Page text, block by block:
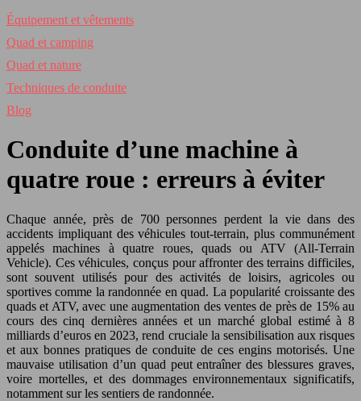
Équipement et vêtements
Quad et camping
Quad et nature
Techniques de conduite
Blog
Conduite d’une machine à
quatre roue : erreurs à éviter
Chaque année, près de 700 personnes perdent la vie dans des
accidents impliquant des véhicules tout-terrain, plus communément
appelés machines à quatre roues, quads ou ATV (All-Terrain
Vehicle). Ces véhicules, conçus pour affronter des terrains difficiles,
sont souvent utilisés pour des activités de loisirs, agricoles ou
sportives comme la randonnée en quad. La popularité croissante des
quads et ATV, avec une augmentation des ventes de près de 15% au
cours des cinq dernières années et un marché global estimé à 8
milliards d’euros en 2023, rend cruciale la sensibilisation aux risques
et aux bonnes pratiques de conduite de ces engins motorisés. Une
mauvaise utilisation d’un quad peut entraîner des blessures graves,
voire mortelles, et des dommages environnementaux significatifs,
notamment sur les sentiers de randonnée.